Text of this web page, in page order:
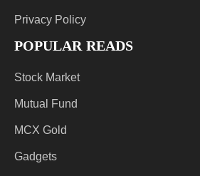
Privacy Policy
POPULAR READS
Stock Market
Mutual Fund
MCX Gold
Gadgets